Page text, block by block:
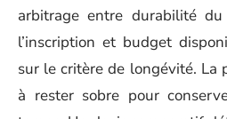
arbitrage entre durabilité
l’inscription et budget
sur le critère de longévité. La
à rester sobre pour